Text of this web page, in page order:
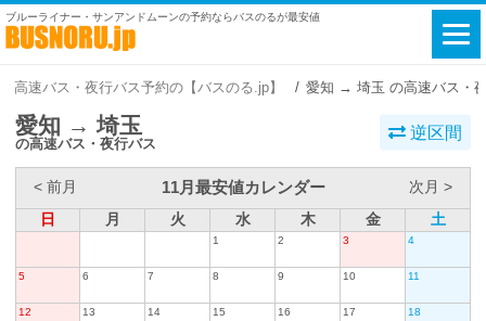
ブルーライナー・サンアンドムーンの予約ならバスのるが最安値
高速バス・夜行バス予約の【バスのる.jp】 愛知 → 埼玉 の高速バス・
愛知 → 埼玉
の高速バス・夜行バス
逆区間
< 前月 11月最安値カレンダー
次月 >
日
月 火 水 木 金 土
1 2 3 4
5 6 7 8 9 10 11
12 13 14 15 16 17 18